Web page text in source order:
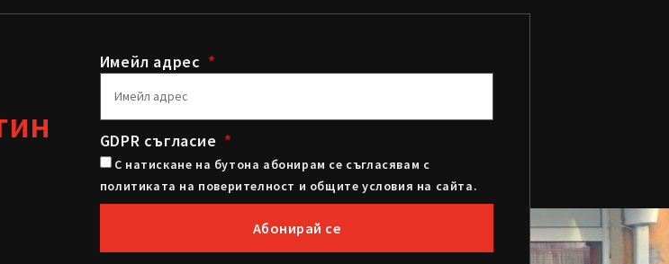
Имейл адрес
GDPR съгласие
С натискане на бутона абонирам се съгласявам с
политиката на поверителност и общите условия на сайта.
Абонирай се